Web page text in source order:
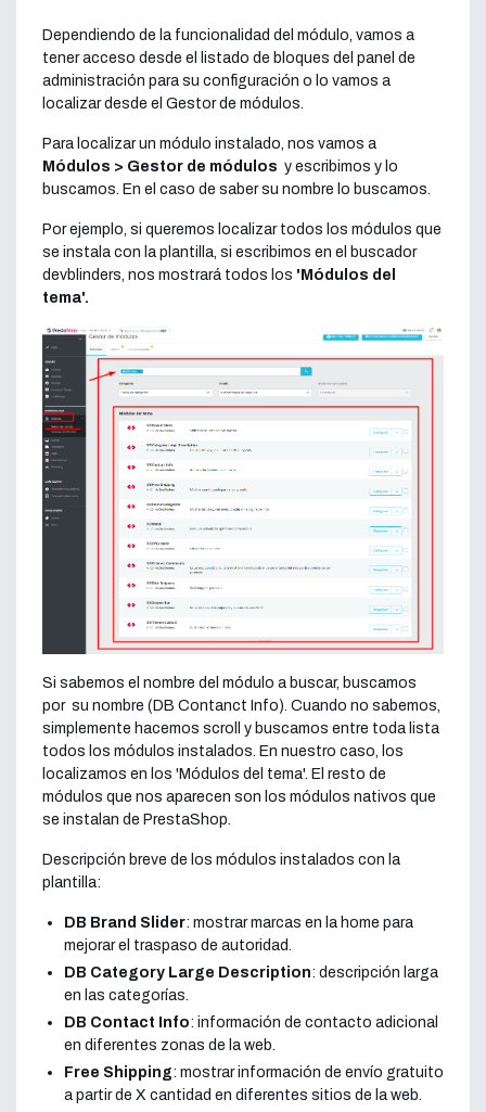
Dependiendo de la funcionalidad del módulo, vamos a
tener acceso desde el listado de bloques del panel de
administración para su configuración o lo vamos a
localizar desde el Gestor de módulos.
Para localizar un módulo instalado, nos vamos a
Módulos > Gestor de módulos y escribimos y lo
buscamos. En el caso de saber su nombre lo buscamos.
Por ejemplo, si queremos localizar todos los módulos que
se instala con la plantilla, si escribimos en el buscador
devblinders, nos mostrará todos los 'Módulos del
tema'.
Si sabemos el nombre del módulo a buscar, buscamos
por su nombre (DB Contanct Info). Cuando no sabemos,
simplemente hacemos scroll y buscamos entre toda lista
todos los módulos instalados. En nuestro caso, los
localizamos en los 'Módulos del tema'. El resto de
módulos que nos aparecen son los módulos nativos que
se instalan de PrestaShop.
Descripción breve de los módulos instalados con la
plantilla:
DB Brand Slider: mostrar marcas en la home para
mejorar el traspaso de autoridad.
DB Category Large Description: descripción larga
en las categorías.
DB Contact Info: información de contacto adicional
en diferentes zonas de la web.
Free Shipping: mostrar información de envío gratuito
a partir de X cantidad en diferentes sitios de la web.